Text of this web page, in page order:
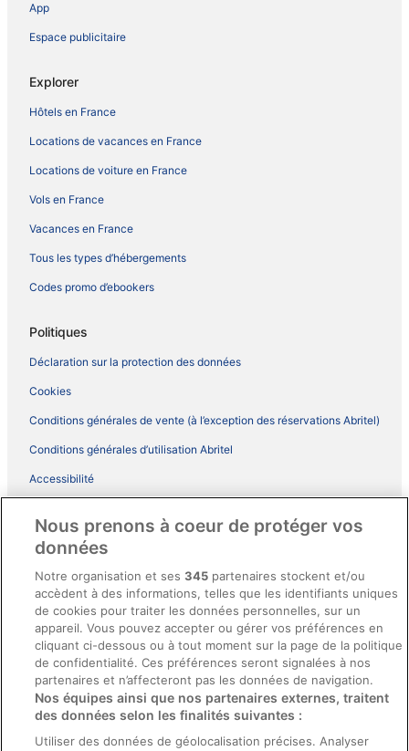
App
Espace publicitaire
Explorer
Hôtels en France
Locations de vacances en France
Locations de voiture en France
Vols en France
Vacances en France
Tous les types d’hébergements
Codes promo d’ebookers
Politiques
Déclaration sur la protection des données
Cookies
Conditions générales de vente (à l’exception des réservations Abritel)
Conditions générales d’utilisation Abritel
Accessibilité
Conditions générales du programme BONUS+ d’ebookers
Directives de contenu et signalement de contenus
Aide
Soutien
Annuler votre réservation d’hôtel ou de propriété de vacances
Nous prenons à coeur de protéger vos
données
Notre organisation et ses345 partenaires stockent et/ou
accèdent à des informations, telles que les identifiants uniques
de cookies pour traiter les données personnelles, sur un
appareil. Vous pouvez accepter ou gérer vos préférences en
cliquant ci-dessous ou à tout moment sur la page de la politique
de confidentialité. Ces préférences seront signalées à nos
partenaires et n’affecteront pas les données de navigation.
Nos équipes ainsi que nos partenaires externes, traitent
des données selon les finalités suivantes :
Utiliser des données de géolocalisation précises. Analyser